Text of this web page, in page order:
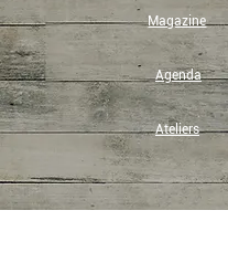
Magazine
Agenda
Ateliers